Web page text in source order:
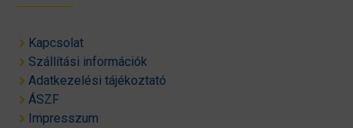
Kapcsolat
Szállítási információk
Adatkezelési tájékoztató
ÁSZF
Impresszum